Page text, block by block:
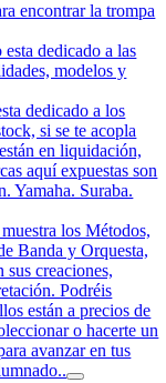
encontrar la trompa
esta dedicado a las
modelos y
dedicado a los
si se te acopla
en liquidación,
aquí expuestas son
Yamaha. Suraba.
los Métodos,
Banda y Orquesta,
sus creaciones,
Podréis
están a precios de
o hacerte un
avanzar en tus